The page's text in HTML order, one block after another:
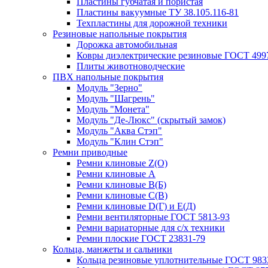
Пластины вакуумные ТУ 38.105.116-81
Техпластины для дорожной техники
Резиновые напольные покрытия
Дорожка автомобильная
Ковры диэлектрические резиновые ГОСТ
Плиты животноводческие
ПВХ напольные покрытия
Модуль "Зерно"
Модуль "Шагрень"
Модуль "Монета"
Модуль "Де-Люкс" (скрытый замок)
Модуль "Аква Стэп"
Модуль "Клин Стэп"
Ремни приводные
Ремни клиновые Z(О)
Ремни клиновые А
Ремни клиновые В(Б)
Ремни клиновые С(В)
Ремни клиновые D(Г) и Е(Д)
Ремни вентиляторные ГОСТ 5813-93
Ремни вариаторные для с/х техники
Ремни плоские ГОСТ 23831-79
Кольца, манжеты и сальники
Кольца резиновые уплотнительные ГОСТ